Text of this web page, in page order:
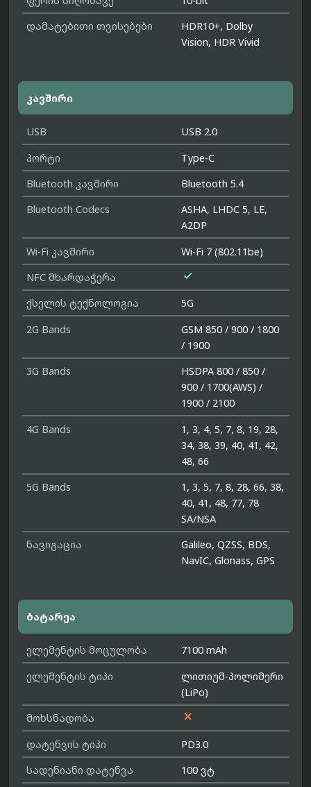
დამატებითი თვისებები
HDR10+, Dolby
Vision, HDR Vivid
კავშირი
USB
USB 2.0
პორტი
Type-C
Bluetooth კავშირი
Bluetooth 5.4
Bluetooth Codecs
ASHA, LHDC 5, LE,
A2DP
Wi-Fi კავშირი
Wi-Fi 7 (802.11be)
NFC მხარდაჭერა

ქსელის ტექნოლოგია
5G
2G Bands
GSM 850 / 900 / 1800
/ 1900
3G Bands
HSDPA 800 / 850 /
900 / 1700(AWS) /
1900 / 2100
4G Bands
1, 3, 4, 5, 7, 8, 19, 28,
34, 38, 39, 40, 41, 42,
48, 66
5G Bands
1, 3, 5, 7, 8, 28, 66, 38,
40, 41, 48, 77, 78
SA/NSA
ნავიგაცია
Galileo, QZSS, BDS,
NavIC, Glonass, GPS
ბატარეა
ელემენტის მოცულობა
7100 mAh
ელემენტის ტიპი
ლითიუმ-პოლიმერი
(LiPo)
მოხსნადობა

დატენვის ტიპი
PD3.0
სადენიანი დატენვა
100 ვტ